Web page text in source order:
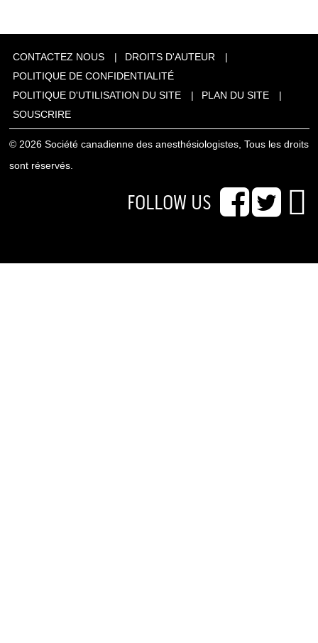
CONTACTEZ NOUS
DROITS D'AUTEUR
POLITIQUE DE CONFIDENTIALITÉ
POLITIQUE D'UTILISATION DU SITE
PLAN DU SITE
SOUSCRIRE
© 2026 Société canadienne des anesthésiologistes, Tous les droits
sont réservés.
FOLLOW US